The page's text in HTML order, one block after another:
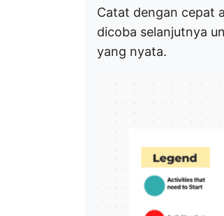
Catat dengan cepat
dicoba selanjutnya
yang nyata.